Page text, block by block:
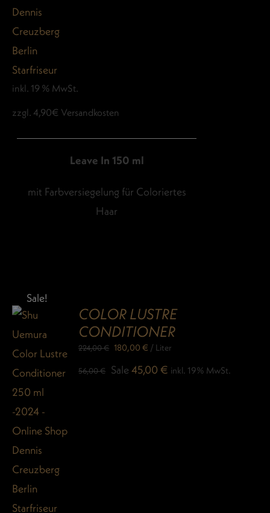
inkl. 19 % MwSt.
zzgl. 4,90€ Versandkosten
Leave In 150 ml
mit Farbversiegelung für Coloriertes
Haar
Sale!
COLOR LUSTRE
CONDITIONER
224,00€ 180,00€ / Liter
56,00€
Ursprünglicher
Sale 45,00€ Aktueller
inkl. 19% MwSt.